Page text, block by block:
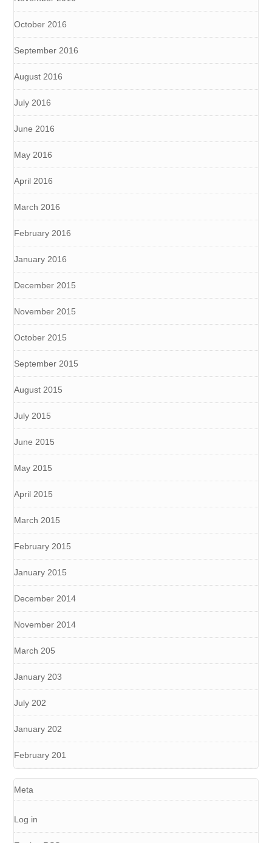
October 2016
September 2016
August 2016
July 2016
June 2016
May 2016
April 2016
March 2016
February 2016
January 2016
December 2015
November 2015
October 2015
September 2015
August 2015
July 2015
June 2015
May 2015
April 2015
March 2015
February 2015
January 2015
December 2014
November 2014
March 205
January 203
July 202
January 202
February 201
Meta
Log in